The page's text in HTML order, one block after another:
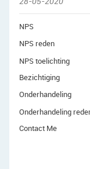
NPS
NPS reden
NPS toelichting
Bezichtiging
Onderhandeling
Onderhandeling
Contact Me